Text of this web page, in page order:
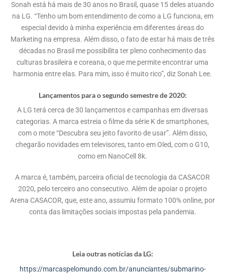
Sonah está há mais de 30 anos no Brasil, quase 15 deles atuando
na LG. “Tenho um bom entendimento de como a LG funciona, em
especial devido à minha experiência em diferentes áreas do
Marketing na empresa. Além disso, o fato de estar há mais de três
décadas no Brasil me possibilita ter pleno conhecimento das
culturas brasileira e coreana, o que me permite encontrar uma
harmonia entre elas. Para mim, isso é muito rico”, diz Sonah Lee.
Lançamentos para o segundo semestre de 2020:
A LG terá cerca de 30 lançamentos e campanhas em diversas
categorias. A marca estreia o filme da série K de smartphones,
com o mote “Descubra seu jeito favorito de usar”. Além disso,
chegarão novidades em televisores, tanto em Oled, com o G10,
como em NanoCell 8k.
A marca é, também, parceira oficial de tecnologia da CASACOR
2020, pelo terceiro ano consecutivo. Além de apoiar o projeto
Arena CASACOR, que, este ano, assumiu formato 100% online, por
conta das limitações sociais impostas pela pandemia.
Leia outras notícias da LG:
https://marcaspelomundo.com.br/anunciantes/submarino-